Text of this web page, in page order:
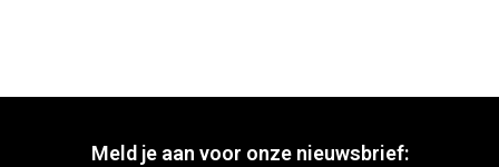
Meld je aan voor onze nieuwsbrief: